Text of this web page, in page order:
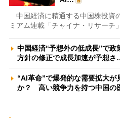
中国経済に精通する中国株投資
ミアム連載「チャイナ・リサーチ
中国経済“予想外の低成長”で
方針の修正で成長加速が予想
“AI革命”で爆発的な需要拡大
か？ 高い競争力を持つ中国の